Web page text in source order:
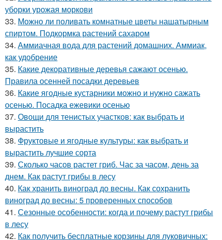
уборки урожая моркови
33. Можно ли поливать комнатные цветы нашатырным
спиртом. Подкормка растений сахаром
34. Аммиачная вода для растений домашних. Аммиак,
как удобрение
35. Какие декоративные деревья сажают осенью.
Правила осенней посадки деревьев
36. Какие ягодные кустарники можно и нужно сажать
осенью. Посадка ежевики осенью
37. Овощи для тенистых участков: как выбрать и
вырастить
38. Фруктовые и ягодные культуры: как выбрать и
вырастить лучшие сорта
39. Сколько часов растет гриб. Час за часом, день за
днем. Как растут грибы в лесу
40. Как хранить виноград до весны. Как сохранить
виноград до весны: 5 проверенных способов
41. Сезонные особенности: когда и почему растут грибы
в лесу
42. Как получить бесплатные корзины для луковичных: